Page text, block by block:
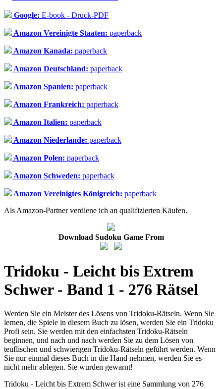
Google: E-book - Druck-PDF
Amazon Vereinigte Staaten: paperback
Amazon Kanada: paperback
Amazon Deutschland: paperback
Amazon Spanien: paperback
Amazon Frankreich: paperback
Amazon Italien: paperback
Amazon Niederlande: paperback
Amazon Polen: paperback
Amazon Schweden: paperback
Amazon Vereinigtes Königreich: paperback
Als Amazon-Partner verdiene ich an qualifizierten Käufen.
Download Sudoku Game From
Tridoku - Leicht bis Extrem
Schwer - Band 1 - 276 Rätsel
Werden Sie ein Meister des Lösens von Tridoku-Rätseln. Wenn Sie
lernen, die Spiele in diesem Buch zu lösen, werden Sie ein Tridoku
Profi sein. Sie werden mit den einfachsten Tridoku-Rätseln
beginnen, und nach und nach werden Sie zu dem Lösen von
teuflischen und schwierigen Tridoku-Rätseln geführt werden. Wenn
Sie nur einmal dieses Buch in die Hand nehmen, werden Sie es
nicht mehr ablegen. Sie wurden gewarnt!
Tridoku - Leicht bis Extrem Schwer ist eine Sammlung von 276